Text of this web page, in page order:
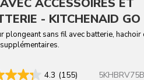
- KITCHENAID GO
plongeant sans fil avec batterie, hachoir
4.3 (155)